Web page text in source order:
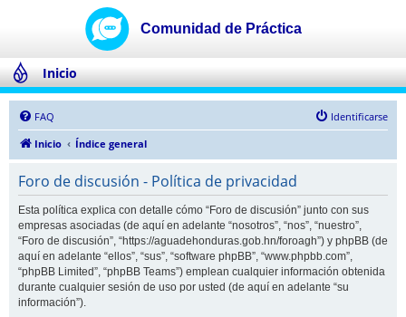
Inicio
FAQ
Identificarse
Inicio
Índice general
Foro de discusión - Política de privacidad
Esta política explica con detalle cómo “Foro de discusión” junto con sus
empresas asociadas (de aquí en adelante “nosotros”, “nos”, “nuestro”,
“Foro de discusión”, “https://aguadehonduras.gob.hn/foroagh”) y phpBB (de
aquí en adelante “ellos”, “sus”, “software phpBB”, “www.phpbb.com”,
“phpBB Limited”, “phpBB Teams”) emplean cualquier información obtenida
durante cualquier sesión de uso por usted (de aquí en adelante “su
información”).